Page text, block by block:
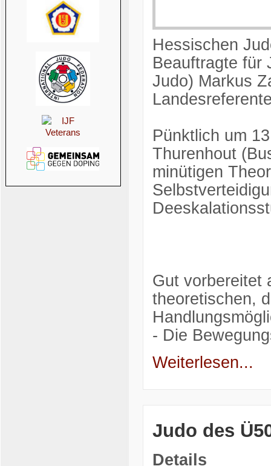
Hessischen
Beauftragte für
Judo) Markus
Pünktlich um
Thurenhout
minütigen
Gut vorbereitet
theoretischen,
- Die
Weiterlesen...
Judo des
Details